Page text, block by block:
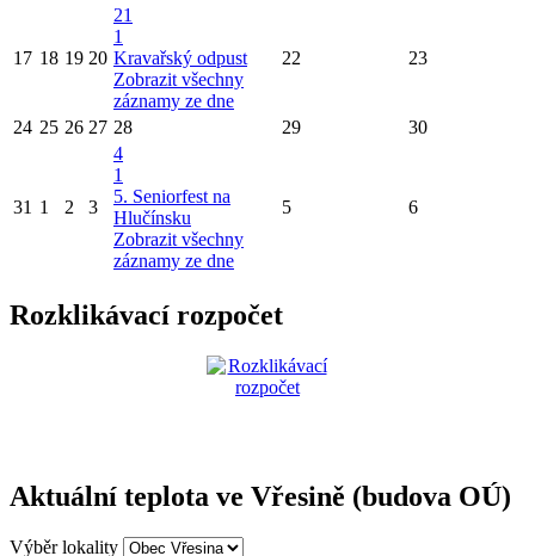
17 18 19 20
21
1
Kravařský odpust
Zobrazit všechny
záznamy ze dne
22 23
24 25 26 27 28 29 30
31 1 2 3
4
1
5. Seniorfest na
Hlučínsku
Zobrazit všechny
záznamy ze dne
5 6
Rozklikávací rozpočet
Aktuální teplota ve Vřesině (budova OÚ)
Výběr lokality